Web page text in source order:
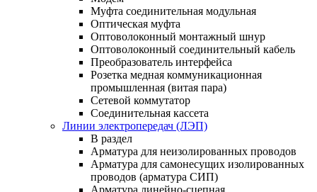
Муфта соединительная модульная
Оптическая муфта
Оптоволоконный монтажный шнур
Оптоволоконный соединительный кабель
Преобразователь интерфейса
Розетка медная коммуникационная
промышленная (витая пара)
Сетевой коммутатор
Соединительная кассета
Линии электропередач (ЛЭП)
В раздел
Арматура для неизолированных проводов
Арматура для самонесущих изолированных
проводов (арматура СИП)
Арматура линейно-сцепная